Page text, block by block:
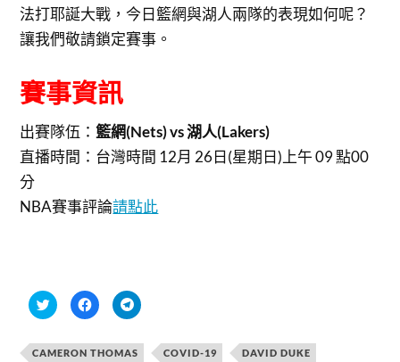
法打耶誕大戰，今日籃網與湖人兩隊的表現如何呢？
讓我們敬請鎖定賽事。
賽事資訊
出賽隊伍：籃網(Nets) vs 湖人(Lakers)
直播時間： 台灣時間 12月 26日(星期日)上午 09 點00
分
NBA賽事評論請點此
分
享
w
i
按
一
分
享
按
一
分
享
CAMERON THOMAS COVID-19 DAVID DUKE